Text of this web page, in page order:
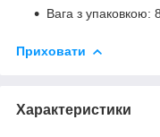
Вага з упаковкою:
Приховати
Характеристики